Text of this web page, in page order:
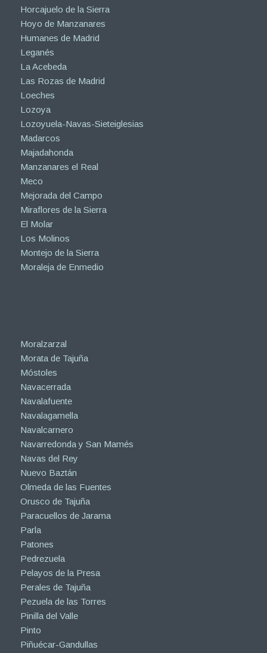
Horcajuelo de la Sierra
Hoyo de Manzanares
Humanes de Madrid
Leganés
La Acebeda
Las Rozas de Madrid
Loeches
Lozoya
Lozoyuela-Navas-Sieteiglesias
Madarcos
Majadahonda
Manzanares el Real
Meco
Mejorada del Campo
Miraflores de la Sierra
El Molar
Los Molinos
Montejo de la Sierra
Moraleja de Enmedio
Moralzarzal
Morata de Tajuña
Móstoles
Navacerrada
Navalafuente
Navalagamella
Navalcarnero
Navarredonda y San Mamés
Navas del Rey
Nuevo Baztán
Olmeda de las Fuentes
Orusco de Tajuña
Paracuellos de Jarama
Parla
Patones
Pedrezuela
Pelayos de la Presa
Perales de Tajuña
Pezuela de las Torres
Pinilla del Valle
Pinto
Piñuécar-Gandullas